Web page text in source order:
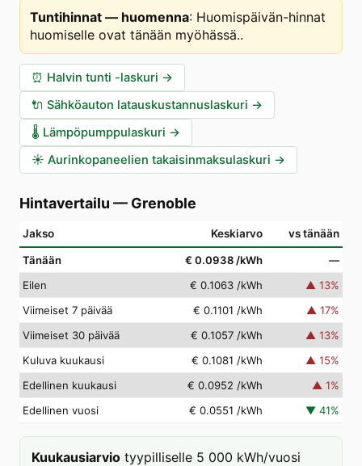
Tuntihinnat — huomenna: Huomispäivän-hinnat
huomiselle ovat tänään myöhässä..
⏰ Halvin tunti -laskuri →
🔌 Sähköauton latauskustannuslaskuri →
🌡️ Lämpöpumppulaskuri →
☀️ Aurinkopaneelien takaisinmaksulaskuri →
Hintavertailu — Grenoble
Jakso Keskiarvo vs tänään
Tänään € 0.0938 /kWh
—
Eilen
€ 0.1063 /kWh ▲ 13%
Viimeiset 7 päivää
€ 0.1101 /kWh ▲ 17%
Viimeiset 30 päivää
€ 0.1057 /kWh ▲ 13%
Kuluva kuukausi
€ 0.1081 /kWh ▲ 15%
Edellinen kuukausi
€ 0.0952 /kWh ▲ 1%
Edellinen vuosi
€ 0.0551 /kWh ▼ 41%
Kuukausiarvio tyypilliselle 5 000 kWh/vuosi